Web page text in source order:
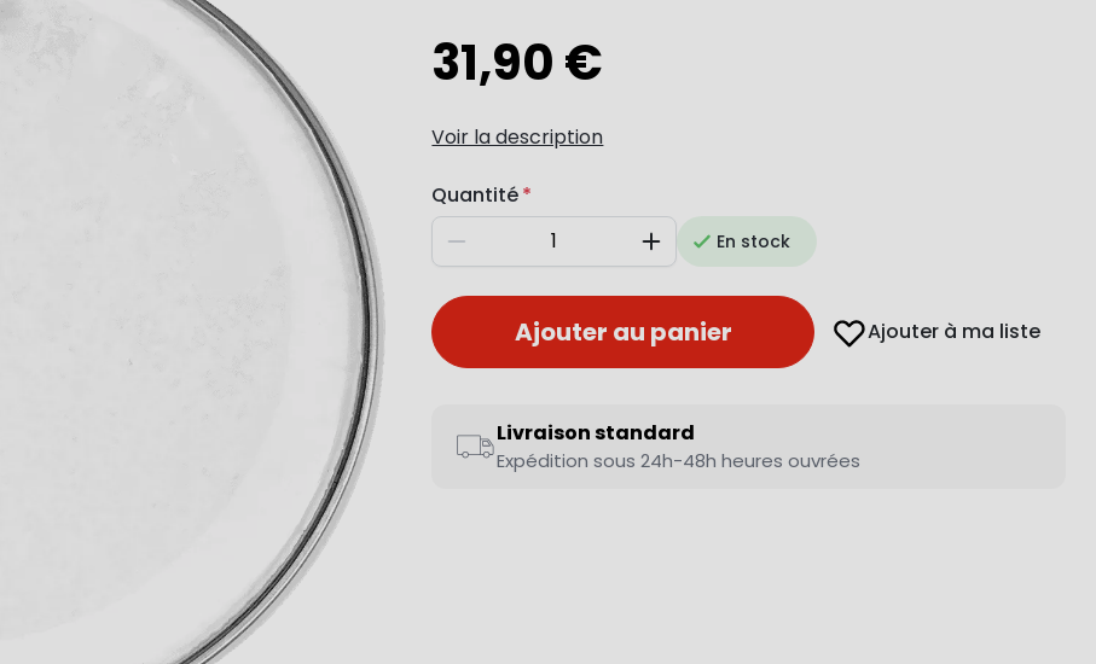
31,90 €
Voir la description
Quantité
Diminuer AugmenterEn stock
Ajouter au panier Ajouter à ma liste
Livraison standard
Expédition sous 24h-48h heures ouvrées